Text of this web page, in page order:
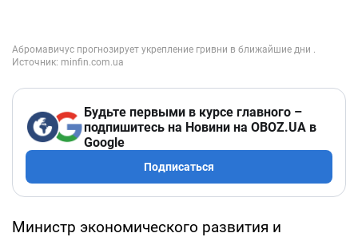
Будьте первыми в курсе главного –
подпишитесь на Новини на OBOZ.UA в
Google
Подписаться
Министр экономического развития и